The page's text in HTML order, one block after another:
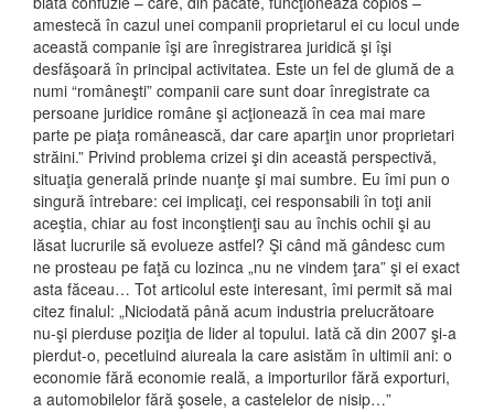
amestecă în cazul unei companii proprietarul ei cu locul unde
această companie îşi are înregistrarea juridică şi îşi
desfăşoară în principal activitatea. Este un fel de glumă de a
numi “româneşti” companii care sunt doar înregistrate ca
persoane juridice române şi acţionează în cea mai mare
parte pe piaţa românească, dar care aparţin unor proprietari
străini.” Privind problema crizei şi din această perspectivă,
situaţia generală prinde nuanţe şi mai sumbre. Eu îmi pun o
singură întrebare: cei implicaţi, cei responsabili în toţi anii
aceştia, chiar au fost inconştienţi sau au închis ochii şi au
lăsat lucrurile să evolueze astfel? Şi când mă gândesc cum
ne prosteau pe faţă cu lozinca „nu ne vindem ţara” şi ei exact
asta făceau… Tot articolul este interesant, îmi permit să mai
citez finalul: „Niciodată până acum industria prelucrătoare
nu-şi pierduse poziţia de lider al topului. Iată că din 2007 şi-a
pierdut-o, pecetluind aiureala la care asistăm în ultimii ani: o
economie fără economie reală, a importurilor fără exporturi,
a automobilelor fără şosele, a castelelor de nisip…”